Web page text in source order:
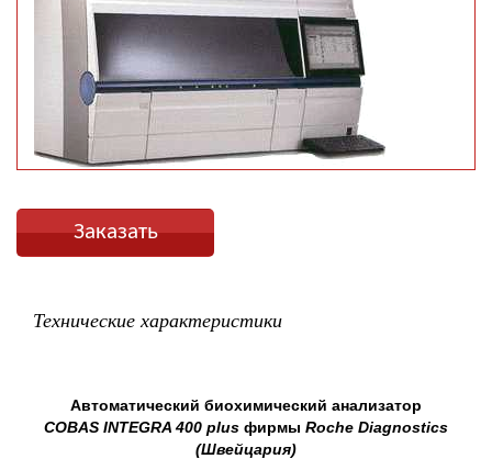
Заказать
Технические характеристики
Автоматический биохимический анализатор
COBAS INTEGRA 400 plus фирмы Roche Diagnostics
(Швейцария)